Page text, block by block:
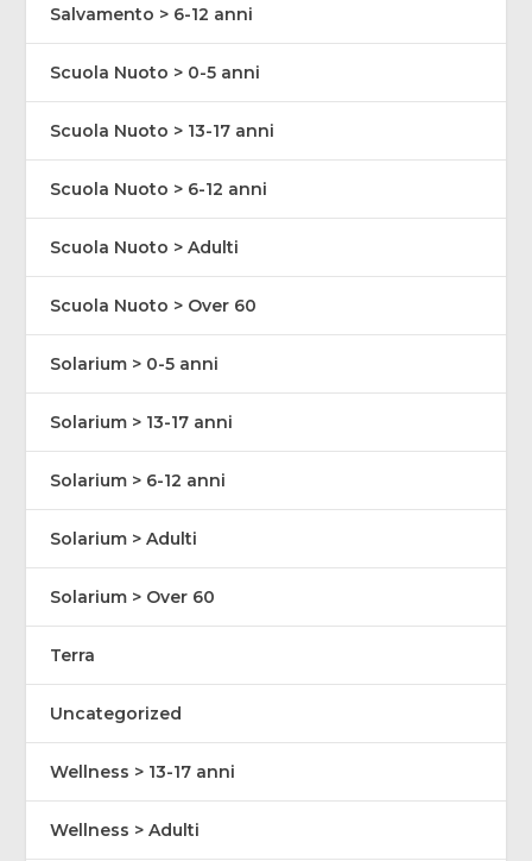
Salvamento > 6-12 anni
Scuola Nuoto > 0-5 anni
Scuola Nuoto > 13-17 anni
Scuola Nuoto > 6-12 anni
Scuola Nuoto > Adulti
Scuola Nuoto > Over 60
Solarium > 0-5 anni
Solarium > 13-17 anni
Solarium > 6-12 anni
Solarium > Adulti
Solarium > Over 60
Terra
Uncategorized
Wellness > 13-17 anni
Wellness > Adulti